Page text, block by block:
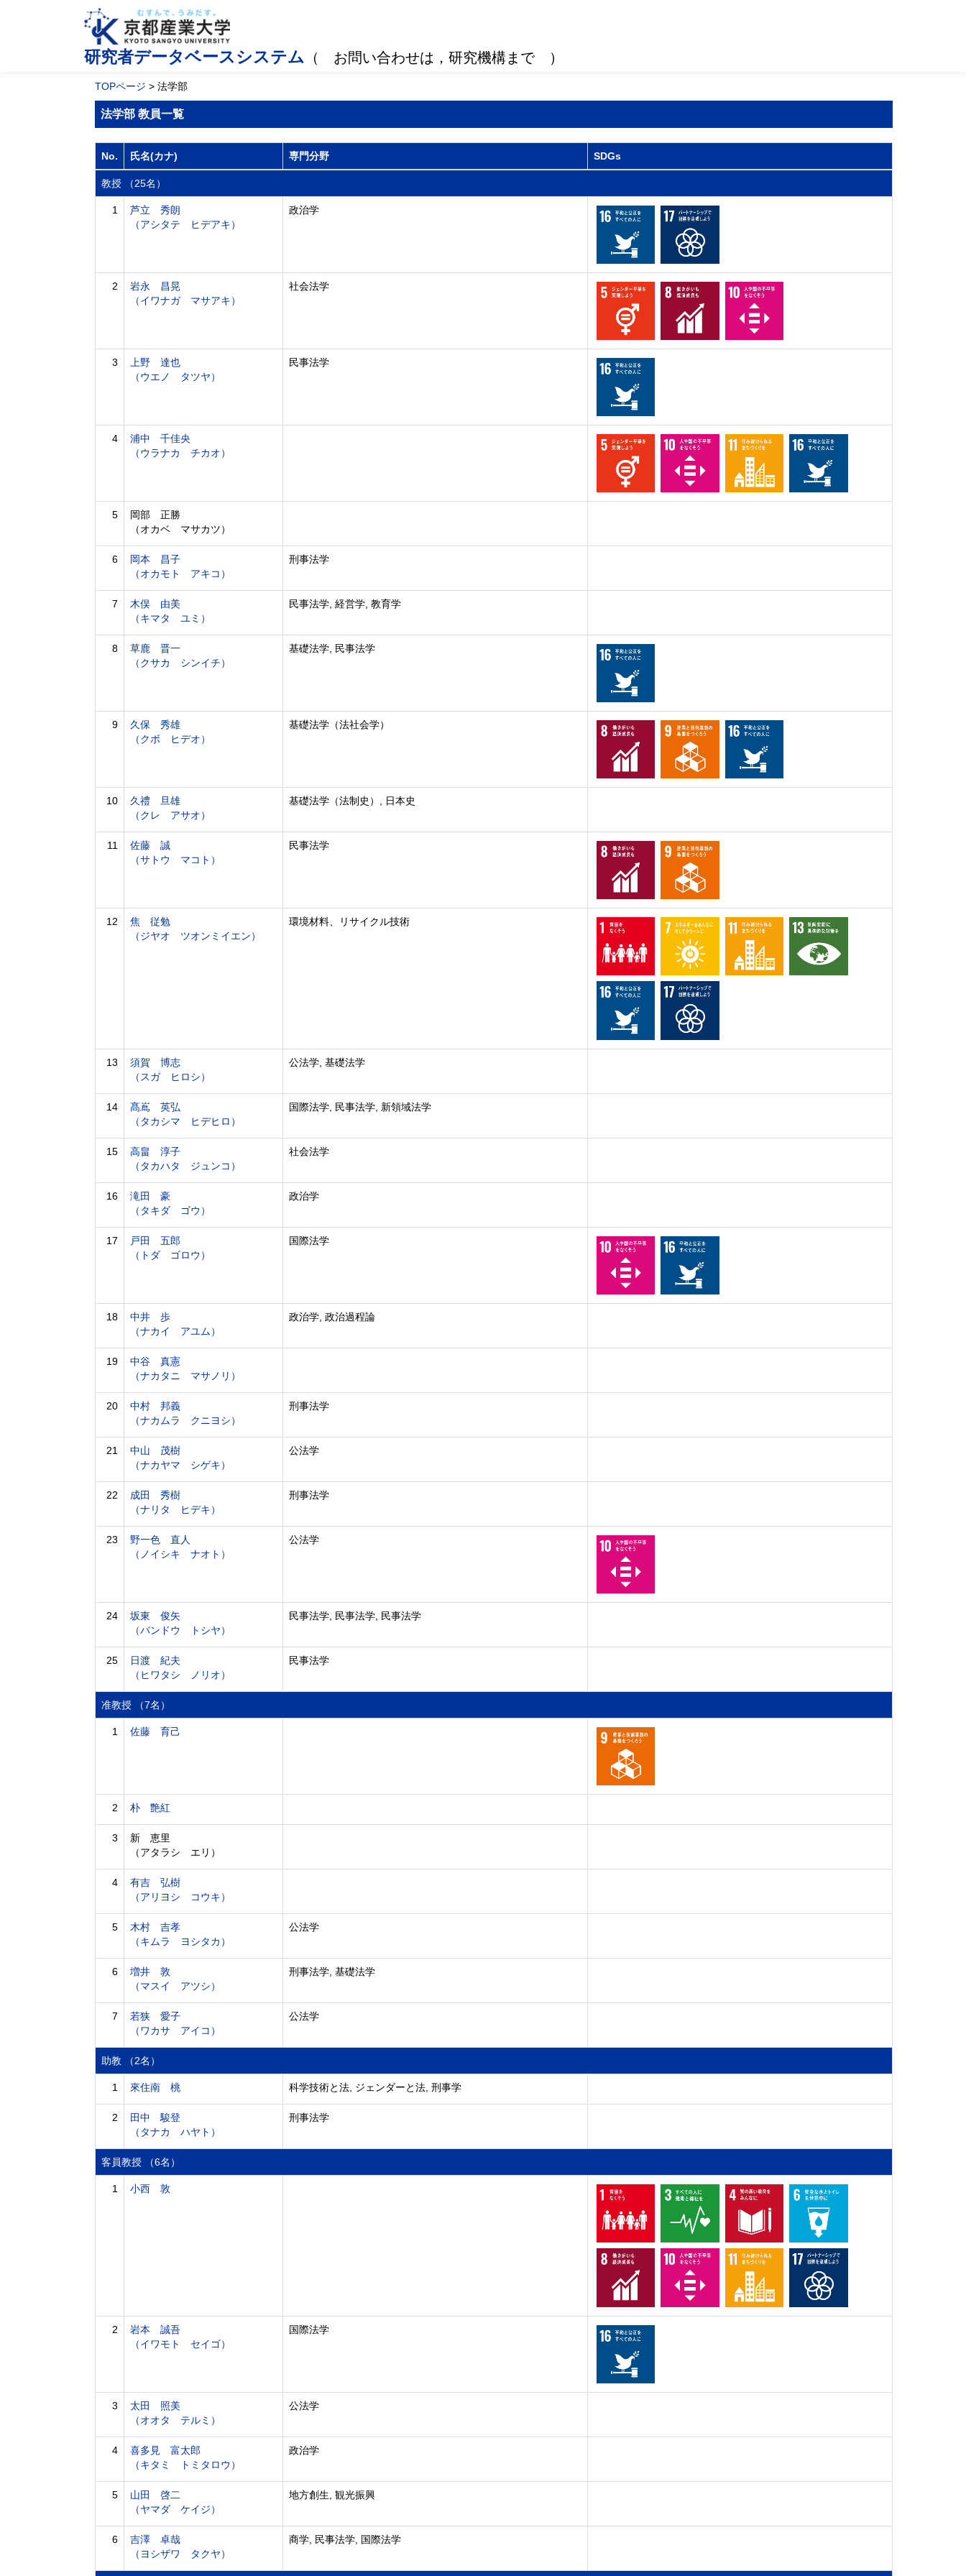
研究者データベースシステム （ お問い合わせは，研究機構まで ）
TOPページ > 法学部
法学部 教員一覧
No. 氏名(カナ) 専門分野 SDGs
教授 （25名）
1
芦立 秀朗
（アシタテ ヒデアキ）
政治学
2
岩永 昌晃
（イワナガ マサアキ）
社会法学
3
上野 達也
（ウエノ タツヤ）
民事法学
4
浦中 千佳央
（ウラナカ チカオ）
5
岡部 正勝
（オカベ マサカツ）
6
岡本 昌子
（オカモト アキコ）
刑事法学
7
木俣 由美
（キマタ ユミ）
民事法学, 経営学, 教育学
8
草鹿 晋一
（クサカ シンイチ）
基礎法学, 民事法学
9
久保 秀雄
（クボ ヒデオ）
基礎法学（法社会学）
10
久禮 旦雄
（クレ アサオ）
基礎法学（法制史）, 日本史
11
佐藤 誠
（サトウ マコト）
民事法学
12
焦 従勉
（ジヤオ ツオンミイエン）
環境材料、リサイクル技術
13
須賀 博志
（スガ ヒロシ）
公法学, 基礎法学
14
髙嶌 英弘
（タカシマ ヒデヒロ）
国際法学, 民事法学, 新領域法学
15
高畠 淳子
（タカハタ ジュンコ）
社会法学
16
滝田 豪
（タキダ ゴウ）
政治学
17
戸田 五郎
（トダ ゴロウ）
国際法学
18
中井 歩
（ナカイ アユム）
政治学, 政治過程論
19
中谷 真憲
（ナカタニ マサノリ）
20
中村 邦義
（ナカムラ クニヨシ）
刑事法学
21
中山 茂樹
（ナカヤマ シゲキ）
公法学
22
成田 秀樹
（ナリタ ヒデキ）
刑事法学
23
野一色 直人
（ノイシキ ナオト）
公法学
24
坂東 俊矢
（バンドウ トシヤ）
民事法学, 民事法学, 民事法学
25
日渡 紀夫
（ヒワタシ ノリオ）
民事法学
准教授 （7名）
1 佐藤 育己
2 朴 艶紅
3
新 恵里
（アタラシ エリ）
4
有吉 弘樹
（アリヨシ コウキ）
5
木村 吉孝
（キムラ ヨシタカ）
公法学
6
増井 敦
（マスイ アツシ）
刑事法学, 基礎法学
7
若狭 愛子
（ワカサ アイコ）
公法学
助教 （2名）
1 來住南 桃 科学技術と法, ジェンダーと法, 刑事学
2
田中 駿登
（タナカ ハヤト）
刑事法学
客員教授 （6名）
1 小西 敦
2
岩本 誠吾
（イワモト セイゴ）
国際法学
3
太田 照美
（オオタ テルミ）
公法学
4
喜多見 富太郎
（キタミ トミタロウ）
政治学
5
山田 啓二
（ヤマダ ケイジ）
地方創生, 観光振興
6
吉澤 卓哉
（ヨシザワ タクヤ）
商学, 民事法学, 国際法学